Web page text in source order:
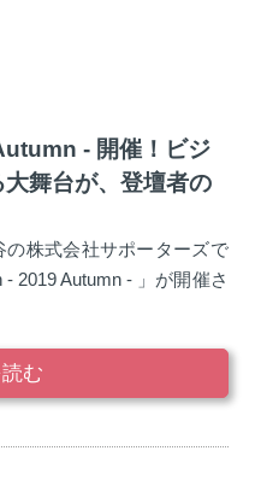
- 開催！ビジ
舞台が、登壇者の
の株式会社サポーターズで
2019 Autumn - 」が開催さ
む